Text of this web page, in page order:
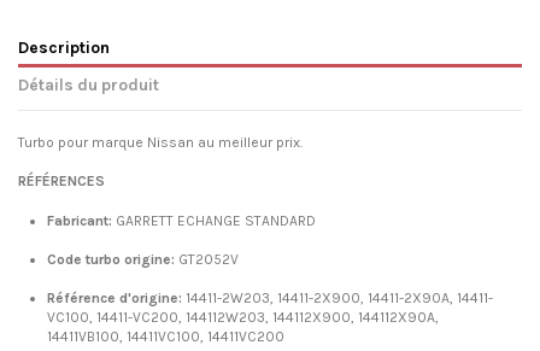
Description
Détails du produit
Turbo pour marque Nissan au meilleur prix.
RÉFÉRENCES
Fabricant: GARRETT ECHANGE STANDARD
Code turbo origine: GT2052V
Référence d'origine: 14411-2W203, 14411-2X900, 14411-2X90A, 14411-
VC100, 14411-VC200, 144112W203, 144112X900, 144112X90A,
14411VB100, 14411VC100, 14411VC200